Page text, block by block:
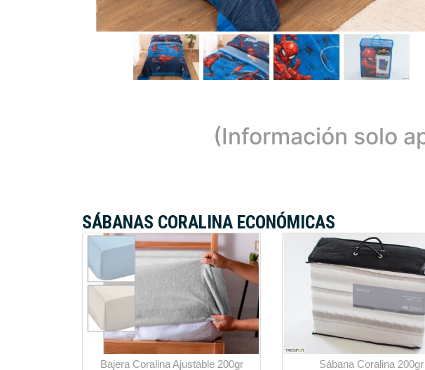
(Información solo
SÁBANAS CORALINA ECONÓMICAS
Bajera Coralina Ajustable 200gr
Sábana Coralina 200gr